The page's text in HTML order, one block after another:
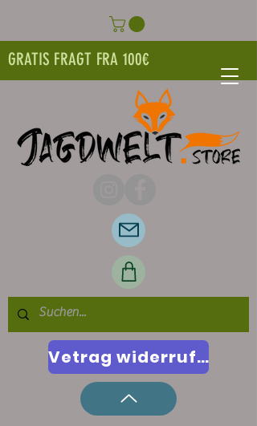
GRATIS FRAGT FRA 100€
Vetrag widerrufen